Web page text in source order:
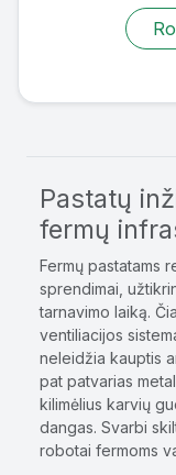
Pastatų
fermų
Fermų pastatams
sprendimai,
tarnavimo laiką.
ventiliacijos
neleidžia kauptis
pat patvarias
kilimėlius karvių
dangas. Svarbi
robotai fermoms